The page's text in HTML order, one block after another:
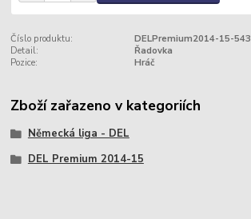
Číslo produktu:
DELPremium2014-15-543
Detail:
Řadovka
Pozice:
Hráč
Zboží zařazeno v kategoriích
Německá liga - DEL
DEL Premium 2014-15